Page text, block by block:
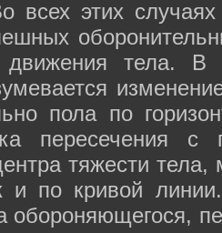
всех этих
движения тела.
пола по
пересечения с
тяжести
и по кривой